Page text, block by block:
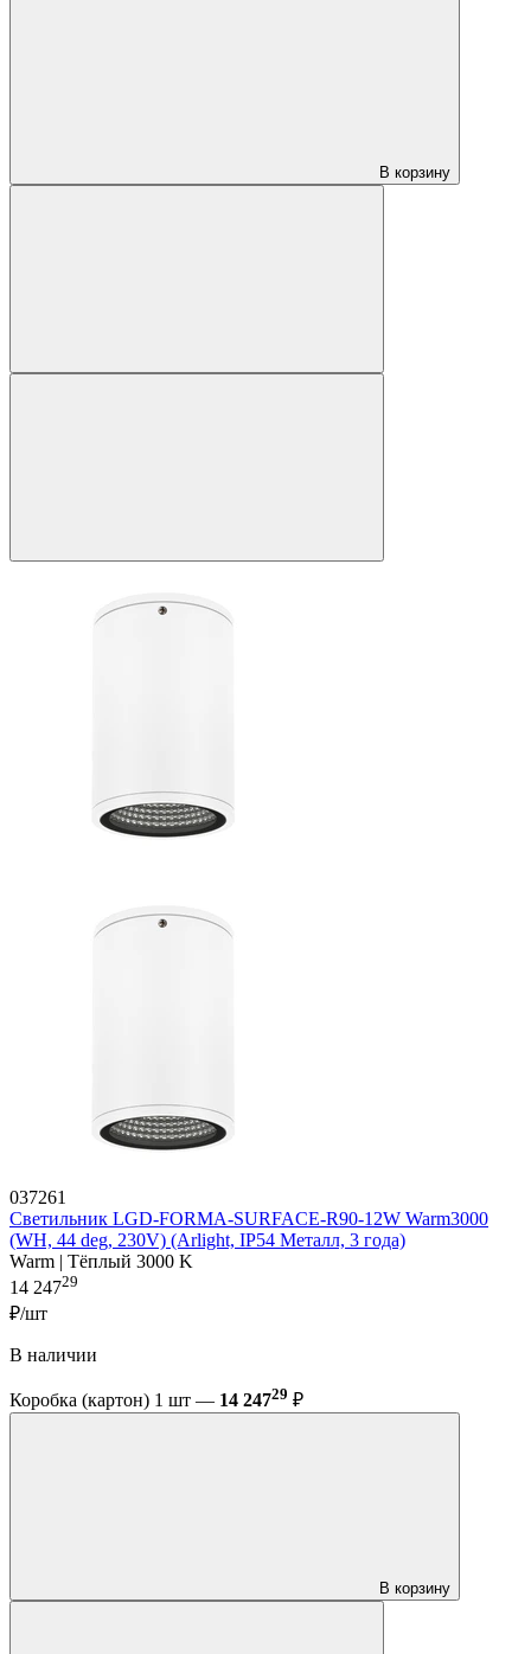
В корзину
037261
Светильник LGD-FORMA-SURFACE-R90-12W Warm3000
(WH, 44 deg, 230V) (Arlight, IP54 Металл, 3 года)
Warm | Тёплый 3000 K
14 24729
₽/шт
В наличии
Коробка (картон) 1 шт — 14 24729 ₽
В корзину